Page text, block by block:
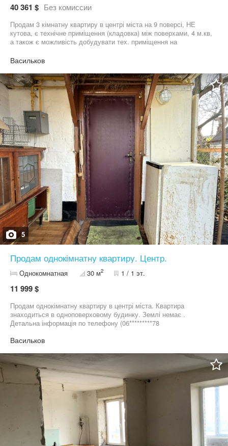
40 361 $ Без комиссии
Продам 3 кімнатну квартиру в центрі міста на 9 поверсі, НЕ
кутова, є технічне приміщення (кладовка) між поверхами, 4 м.кв,
а також є можливість добудувати тех. приміщення на
виконані. Поруч аптеки, супермаркети, школа, мед. центр,
Васильков
5
Продам однокімнатну квартиру. Центр.
Однокомнатная 30 м2 1 / 1 эт.
11 999 $
Продам однокімнатну квартиру в центрі міста. Квартира
знаходиться в одноповерховому будинку. Землі немає .
Детальна інформація по телефону (06*********78
Васильков